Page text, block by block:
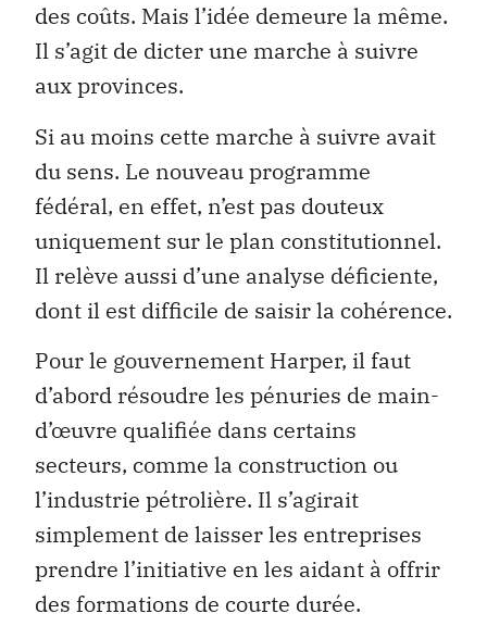
des coûts. Mais l’idée demeure la même.
Il s’agit de dicter une marche à suivre
aux provinces.
Si au moins cette marche à suivre avait
du sens. Le nouveau programme
fédéral, en effet, n’est pas douteux
uniquement sur le plan constitutionnel.
Il relève aussi d’une analyse déficiente,
dont il est difficile de saisir la cohérence.
Pour le gouvernement Harper, il faut
d’abord résoudre les pénuries de main-
d’œuvre qualifiée dans certains
secteurs, comme la construction ou
l’industrie pétrolière. Il s’agirait
simplement de laisser les entreprises
prendre l’initiative en les aidant à offrir
des formations de courte durée.